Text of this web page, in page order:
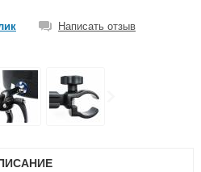
Написать отзыв